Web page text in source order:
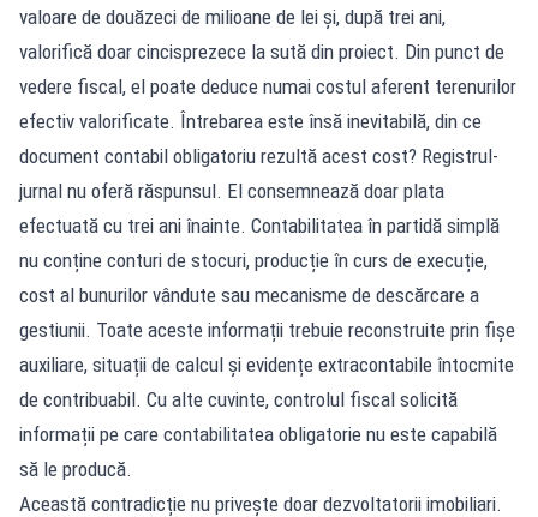
valoare de douăzeci de milioane de lei și, după trei ani,
valorifică doar cincisprezece la sută din proiect. Din punct de
vedere fiscal, el poate deduce numai costul aferent terenurilor
efectiv valorificate. Întrebarea este însă inevitabilă, din ce
document contabil obligatoriu rezultă acest cost? Registrul-
jurnal nu oferă răspunsul. El consemnează doar plata
efectuată cu trei ani înainte. Contabilitatea în partidă simplă
nu conține conturi de stocuri, producție în curs de execuție,
cost al bunurilor vândute sau mecanisme de descărcare a
gestiunii. Toate aceste informații trebuie reconstruite prin fișe
auxiliare, situații de calcul și evidențe extracontabile întocmite
de contribuabil. Cu alte cuvinte, controlul fiscal solicită
informații pe care contabilitatea obligatorie nu este capabilă
să le producă.
Această contradicție nu privește doar dezvoltatorii imobiliari.